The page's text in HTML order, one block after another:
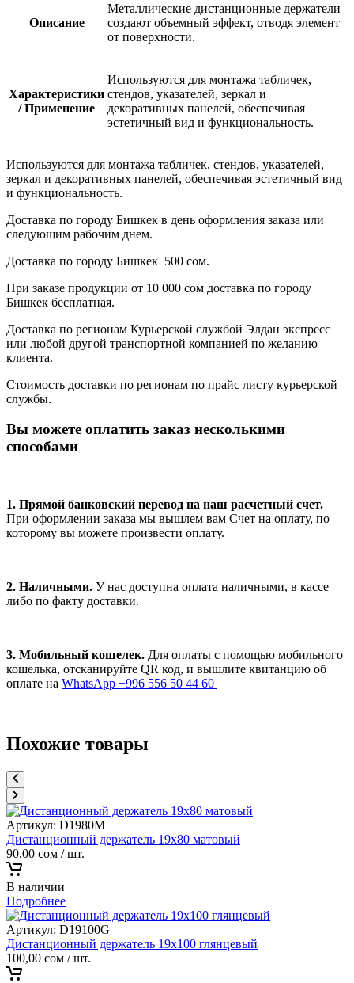
Описание
Металлические дистанционные держатели
создают объемный эффект, отводя элемент
от поверхности.
Характеристики
/ Применение
Используются для монтажа табличек,
стендов, указателей, зеркал и
декоративных панелей, обеспечивая
эстетичный вид и функциональность.
Используются для монтажа табличек, стендов, указателей,
зеркал и декоративных панелей, обеспечивая эстетичный вид
и функциональность.
Доставка по городу Бишкек в день оформления заказа или
следующим рабочим днем.
Доставка по городу Бишкек 500 сом.
При заказе продукции от 10 000 сом доставка по городу
Бишкек бесплатная.
Доставка по регионам Курьерской службой Элдан экспресс
или любой другой транспортной компанией по желанию
клиента.
Стоимость доставки по регионам по прайс листу курьерской
службы.
Вы можете оплатить заказ несколькими
способами
1. Прямой банковский перевод на наш расчетный счет.
При оформлении заказа мы вышлем вам Счет на оплату, по
которому вы можете произвести оплату.
2. Наличными. У нас доступна оплата наличными, в кассе
либо по факту доставки.
3. Мобильный кошелек. Для оплаты с помощью мобильного
кошелька, отсканируйте QR код, и вышлите квитанцию об
оплате на WhatsApp +996 556 50 44 60
Похожие товары
Артикул: D1980M
Дистанционный держатель 19х80 матовый
90,00 сом / шт.
В наличии
Подробнее
Артикул: D19100G
Дистанционный держатель 19х100 глянцевый
100,00 сом / шт.